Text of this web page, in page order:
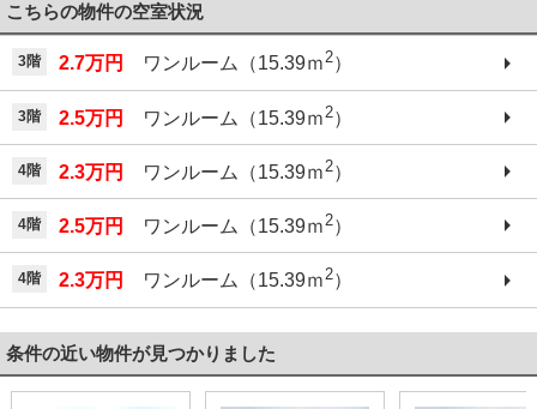
こちらの物件の空室状況
3階 2.7万円 ワンルーム（15.39ｍ2）
3階 2.5万円 ワンルーム（15.39ｍ 2）
4階 2.3万円 ワンルーム（15.39ｍ 2）
4階 2.5万円 ワンルーム（15.39ｍ2）
4階 2.3万円 ワンルーム（15.39ｍ2）
条件の近い物件が見つかりました